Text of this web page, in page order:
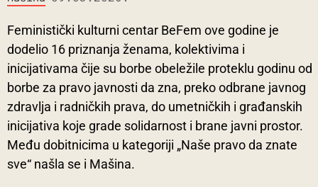
Feministički kulturni centar BeFem ove godine je
dodelio 16 priznanja ženama, kolektivima i
inicijativama čije su borbe obeležile proteklu godinu od
borbe za pravo javnosti da zna, preko odbrane javnog
zdravlja i radničkih prava, do umetničkih i građanskih
inicijativa koje grade solidarnost i brane javni prostor.
Među dobitnicima u kategoriji „Naše pravo da znate
sve“ našla se i Mašina.